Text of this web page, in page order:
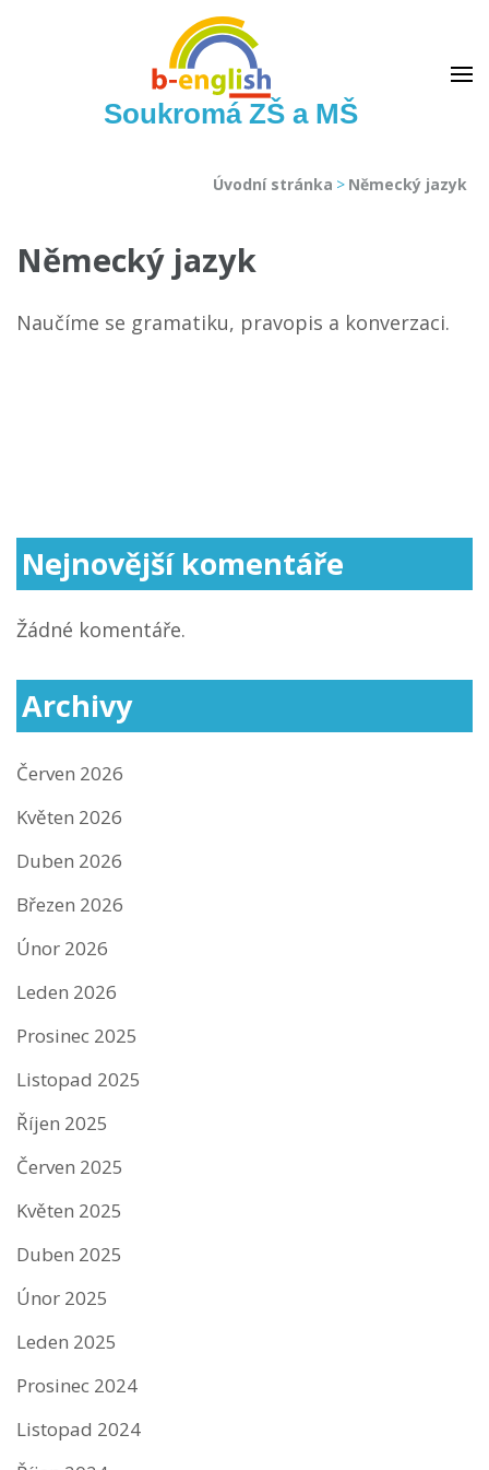
Soukromá ZŠ a MŠ
Úvodní stránka > Německý jazyk
Německý jazyk
Naučíme se gramatiku, pravopis a konverzaci.
Nejnovější komentáře
Žádné komentáře.
Archivy
Červen 2026
Květen 2026
Duben 2026
Březen 2026
Únor 2026
Leden 2026
Prosinec 2025
Listopad 2025
Říjen 2025
Červen 2025
Květen 2025
Duben 2025
Únor 2025
Leden 2025
Prosinec 2024
Listopad 2024